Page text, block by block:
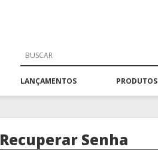
LANÇAMENTOS PRODUTOS
Recuperar Senha